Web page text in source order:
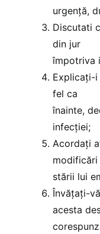
urgenţă,
Discutati
din jur
împotriva
Explicaţi-i
fel ca
înainte,
infecţiei;
Acordaţi
modificări
stării lui
Învăţaţi-
acesta